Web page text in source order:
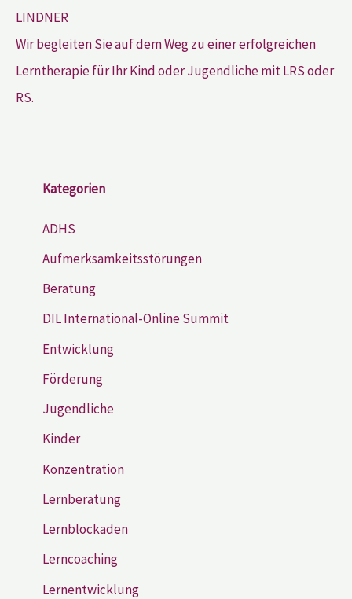
Wir begleiten Sie auf dem Weg zu einer erfolgreichen
Lerntherapie für Ihr Kind oder Jugendliche mit LRS oder
RS.
Kategorien
ADHS
Aufmerksamkeitsstörungen
Beratung
DIL International-Online Summit
Entwicklung
Förderung
Jugendliche
Kinder
Konzentration
Lernberatung
Lernblockaden
Lerncoaching
Lernentwicklung